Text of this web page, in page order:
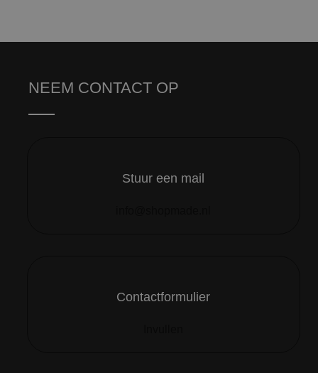
NEEM CONTACT OP
Stuur een mail
Contactformulier